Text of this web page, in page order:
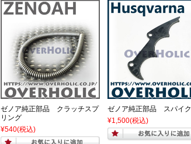
ゼノア純正部品 クラッチスプ
リング
¥540(税込)
ゼノア純正部品 スパイク
¥1,500(税込)